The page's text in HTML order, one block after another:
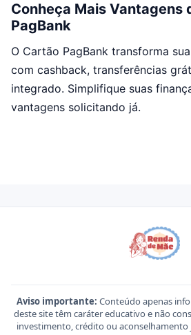
Conheça Mais Vantagens
PagBank
O Cartão PagBank transforma
com cashback, transferências
integrado. Simplifique suas
vantagens solicitando já.
Aviso importante: Conteúdo apenas
deste site têm caráter educativo e não
investimento, crédito ou